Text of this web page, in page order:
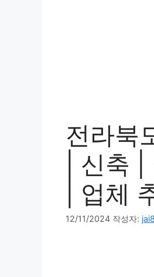
전라북
| 신축
| 업체
12/11/2024 작성자: